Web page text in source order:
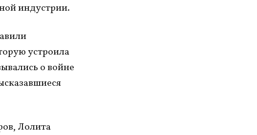
индустрии.
устроила
о войне
Лолита